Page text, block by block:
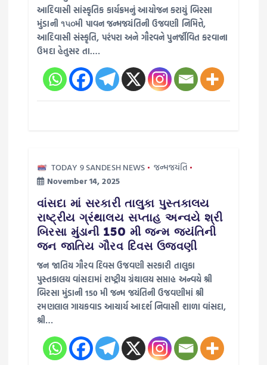
આદિવાસી સાંસ્કૃતિક કાર્યક્રમનું આયોજન કરાયું બિરસા
મુંડાની ૧૫૦મી પાવન જન્મજયંતિની ઉજવણી નિમિત્તે,
આદિવાસી સંસ્કૃતિ, પરંપરા અને ગૌરવને પુનર્જીવિત કરવાના
ઉમદા હેતુસર તા.…
TODAY 9 SANDESH NEWS
જન્મજયંતિ
November 14, 2025
વાંસદા માં સરકારી તાલુકા પુસ્તકાલય
રાષ્ટ્રીય ગ્રંથાલય સપ્તાહ અન્વયે શ્રી
બિરસા મુંડાની 150 મી જન્મ જયંતિની
જન જાતિય ગૌરવ દિવસ ઉજવણી
જન જાતિય ગૌરવ દિવસ ઉજવણી સરકારી તાલુકા
પુસ્તકાલય વાંસદામાં રાષ્ટ્રીય ગ્રંથાલય સપ્તાહ અન્વયે શ્રી
બિરસા મુંડાની 150 મી જન્મ જયંતિની ઉજવણીમાં શ્રી
રમણલાલ ગાયકવાડ આચાર્ય આદર્શ નિવાસી શાળા વાંસદા,
શ્રી…